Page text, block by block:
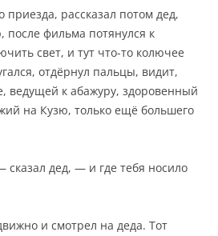
приезда, рассказал потом дед,
после фильма потянулся к
свет, и тут что-то колючее
отдёрнул пальцы, видит,
ведущей к абажуру, здоровенный
на Кузю, только ещё большего
дед, — и где тебя носило
и смотрел на деда. Тот